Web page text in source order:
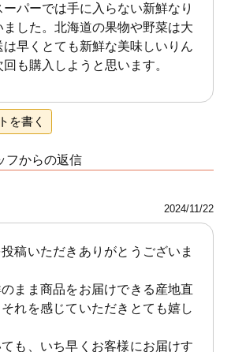
パーでは手に入らない新鮮なり
ました。北海道の果物や野菜は大
早くとても新鮮な美味しいりん
も購入しようと思います。
を書く
フからの返信
2024/11/22
稿いただきありがとうございま
まま商品をお届けできる産地直
れを感じていただきとても嬉し
も、いち早くお客様にお届けす